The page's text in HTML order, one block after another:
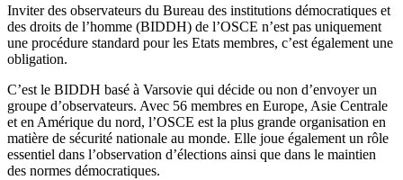
Inviter des observateurs du Bureau des institutions démocratiques et
des droits de l’homme (BIDDH) de l’OSCE n’est pas uniquement
une procédure standard pour les Etats membres, c’est également une
obligation.
C’est le BIDDH basé à Varsovie qui décide ou non d’envoyer un
groupe d’observateurs. Avec 56 membres en Europe, Asie Centrale
et en Amérique du nord, l’OSCE est la plus grande organisation en
matière de sécurité nationale au monde. Elle joue également un rôle
essentiel dans l’observation d’élections ainsi que dans le maintien
des normes démocratiques.